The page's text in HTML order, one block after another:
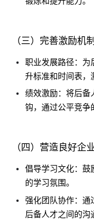
（三）完善激励机
职业发展路径：为
升标准和时间表，
绩效激励：将后备
钩，通过公平竞争
（四）营造良好企
倡导学习文化：鼓
的学习氛围。
强化团队协作：通
后备人才之间的沟